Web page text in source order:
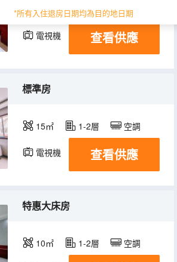
*所有入住退房日期均為目的地日期
10㎡ 1層 空調
電視機 查看供應
標準房
15㎡ 1-2層 空調
電視機 查看供應
特惠大床房
10㎡ 1-2層 空調